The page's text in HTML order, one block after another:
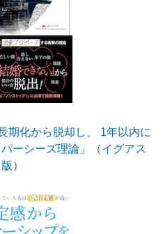
期化から脱却し、 1年以内に
ーシーズ理論」（イグアス
）